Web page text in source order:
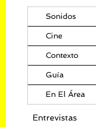
Sonidos
Cine
Contexto
Guía
En El Área
Entrevistas